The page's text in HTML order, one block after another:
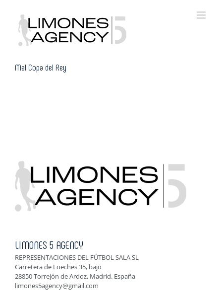
content
Mel Copa del Rey
LIMONES 5 AGENCY
REPRESENTACIONES DEL FÚTBOL SALA SL
Carretera de Loeches 35, bajo
28850 Torrejón de Ardoz, Madrid. España
limones5agency@gmail.com